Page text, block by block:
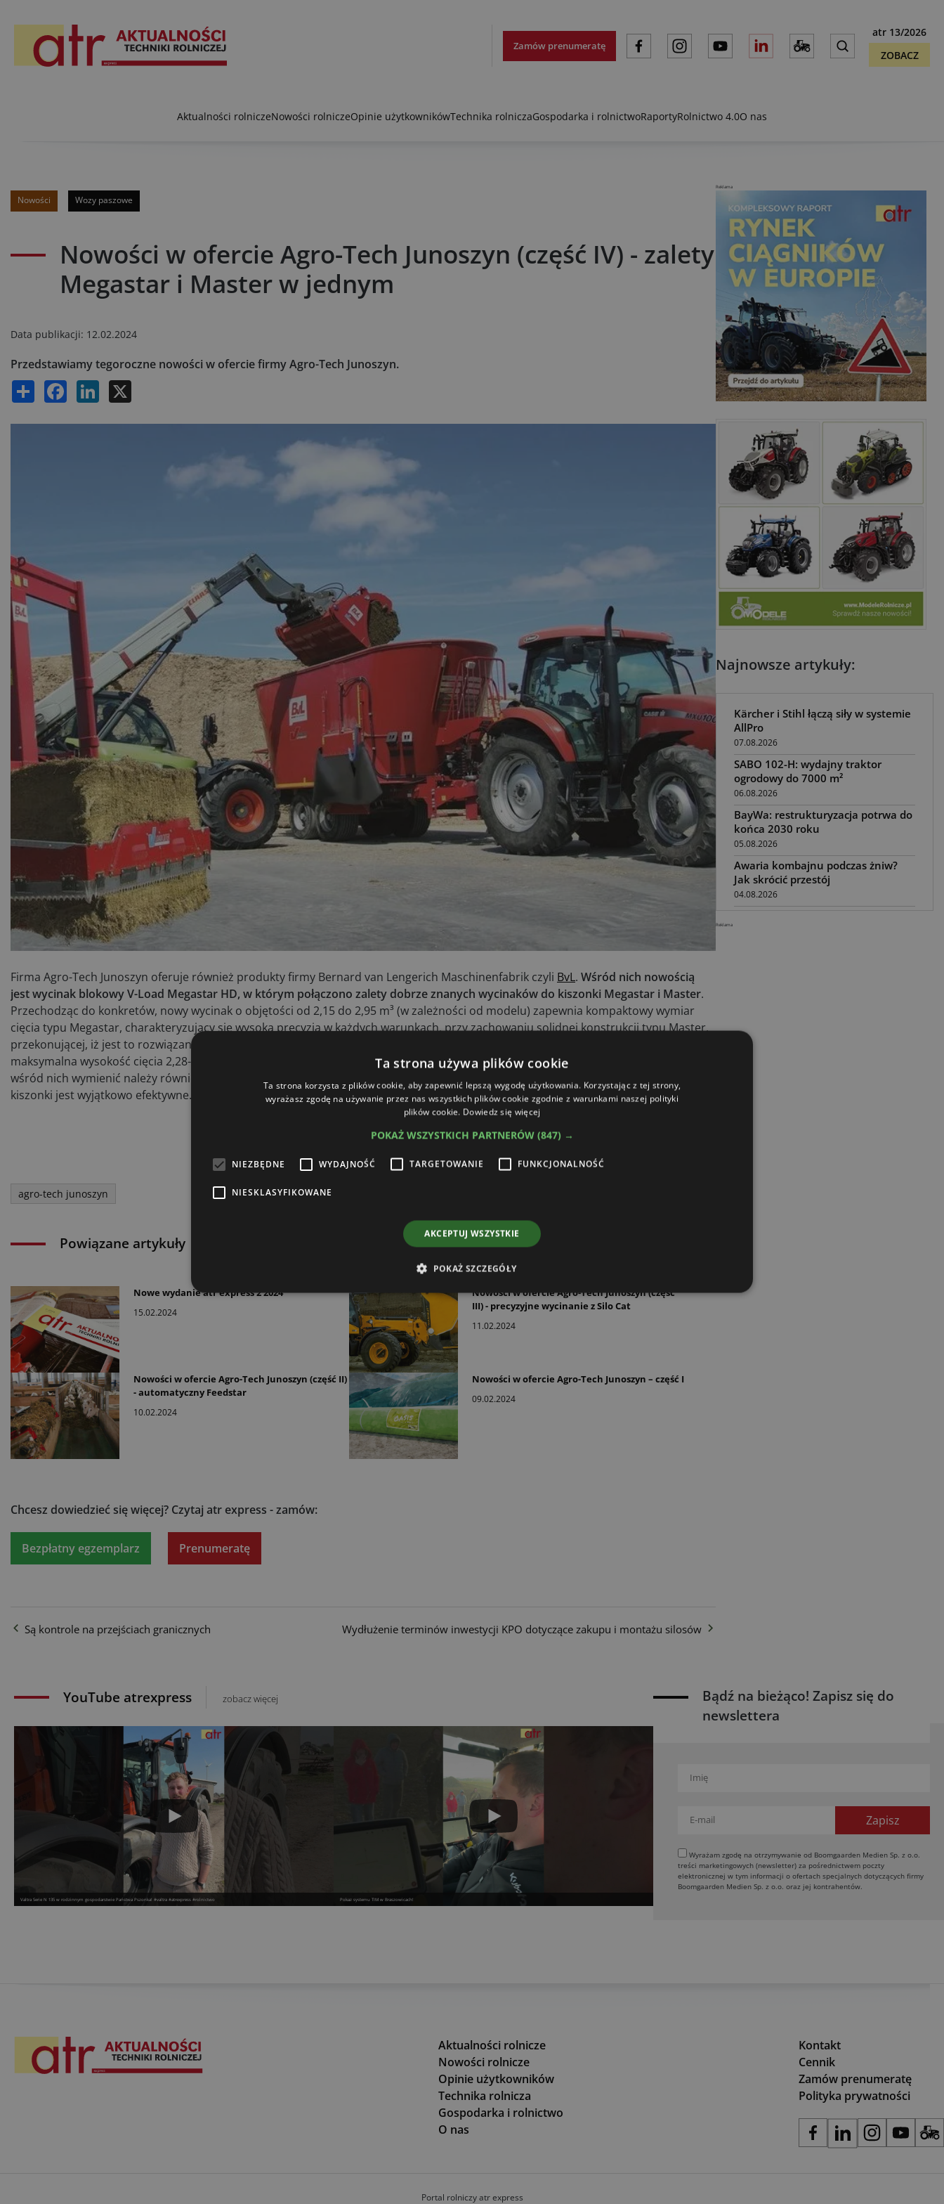
Zamów prenumeratę
atr 13/2026
ZOBACZ
Aktualności rolniczeNowości rolniczeOpinie użytkownikówTechnika rolniczaGospodarka i rolnictwoRaportyRolnictwo 4.0O nas
Nowości Wozy paszowe
Nowości w ofercie Agro-Tech Junoszyn (część IV) - zalety
Megastar i Master w jednym
Data publikacji: 12.02.2024
Przedstawiamy tegoroczne nowości w ofercie firmy Agro-Tech Junoszyn.
Share Facebook LinkedIn
Firma Agro-Tech Junoszyn oferuje również produkty firmy Bernard van Lengerich Maschinenfabrik czyli BvL. Wśród nich nowością
jest wycinak blokowy V-Load Megastar HD, w którym połączono zalety dobrze znanych wycinaków do kiszonki Megastar i Master.
Przechodząc do konkretów, nowy wycinak o objętości od 2,15 do 2,95 m³ (w zależności od modelu) zapewnia kompaktowy wymiar
cięcia typu Megastar, charakteryzujący się wysoką precyzją w każdych warunkach, przy zachowaniu solidnej konstrukcji typu Master,
przekonującej, iż jest to rozwiązanie na lata. V-Load Megastar HD z powodzeniem radzi sobie przy wycinaniu dużych pryzm kiszonki –
maksymalna wysokość cięcia 2,28-2.78 m – rzecz jasna przy zagregatowaniu z ładowarką teleskopową. A co do zalet wycinaka, to
wśród nich wymienić należy również opatentowany system dwóch ostrzy z podziałem przedniego ostrza, co sprawia, iż cięcie
kiszonki jest wyjątkowo efektywne.
agro-tech junoszyn
Powiązane artykuły
Nowe wydanie atr express 2 2024
15.02.2024
Nowości w ofercie Agro-Tech Junoszyn (część
III) - precyzyjne wycinanie z Silo Cat
11.02.2024
Nowości w ofercie Agro-Tech Junoszyn (część II)
- automatyczny Feedstar
10.02.2024
Nowości w ofercie Agro-Tech Junoszyn – część I
09.02.2024
Chcesz dowiedzieć się więcej? Czytaj atr express - zamów:
Bezpłatny egzemplarz Prenumeratę
Są kontrole na przejściach granicznych Wydłużenie terminów inwestycji KPO dotyczące zakupu i montażu silosów
Reklama
Najnowsze artykuły:
Kärcher i Stihl łączą siły w systemie
AllPro
07.08.2026
SABO 102-H: wydajny traktor
ogrodowy do 7000 m²
06.08.2026
BayWa: restrukturyzacja potrwa do
końca 2030 roku
05.08.2026
Awaria kombajnu podczas żniw?
Jak skrócić przestój
04.08.2026
Rzepak hybrydowy: sposób na
Reklama
YouTube atrexpress zobacz więcej
Valtra Serie N 135 w rodzinnym gospodarstwie Państwa Pszonka! #valtra #atrexpress #rolnictwo Pokaz systemu TIM w Braszowicach!
Bądź na bieżąco! Zapisz się do
newslettera
Wyrażam zgodę na otrzymywanie od Boomgaarden Medien Sp. z o.o.
treści marketingowych (newsletter) za pośrednictwem poczty
elektronicznej w tym informacji o ofertach specjalnych dotyczących firmy
Boomgaarden Medien Sp. z o.o. oraz jej kontrahentów.
Aktualności rolnicze
Nowości rolnicze
Opinie użytkowników
Technika rolnicza
Gospodarka i rolnictwo
O nas
Kontakt
Cennik
Zamów prenumeratę
Polityka prywatności
Portal rolniczy atr express
Ta strona używa plików cookie
Ta strona korzysta z plików cookie, aby zapewnić lepszą wygodę użytkowania. Korzystając z tej strony,
wyrażasz zgodę na używanie przez nas wszystkich plików cookie zgodnie z warunkami naszej polityki
plików cookie. Dowiedz się więcej
POKAŻ WSZYSTKICH PARTNERÓW (847) →
NIEZBĘDNE WYDAJNOŚĆ TARGETOWANIE FUNKCJONALNOŚĆ
NIESKLASYFIKOWANE
AKCEPTUJ WSZYSTKIE
POKAŻ SZCZEGÓŁY